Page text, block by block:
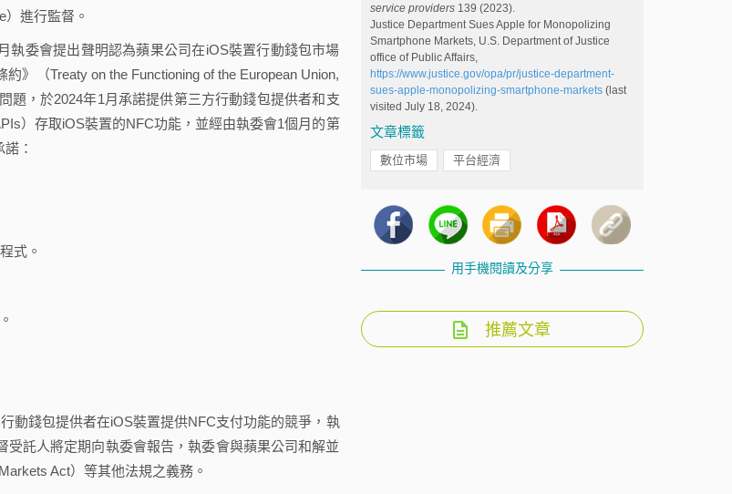
進行監督。
執委會提出聲明認為蘋果公司在iOS裝置行動錢包市場
》（Treaty on the Functioning of the European Union,
題，於2024年1月承諾提供第三方行動錢包提供者和支
）存取iOS裝置的NFC功能，並經由執委會1個月的第
：
式。
動錢包提供者在iOS裝置提供NFC支付功能的競爭，執
託人將定期向執委會報告，執委會與蘋果公司和解並
Act）等其他法規之義務。
service providers139 (2023).
Justice Department Sues Apple for Monopolizing
Smartphone Markets, U.S. Department of Justice
office of Public Affairs,
https://www.justice.gov/opa/pr/justice-department-
sues-apple-monopolizing-smartphone-markets(last
visited July 18, 2024).
文章標籤
數位市場 平台經濟
用手機閱讀及分享
推薦文章